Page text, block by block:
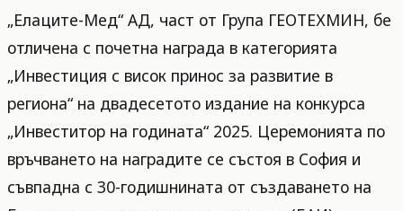
„Елаците-Мед“ АД, част от Група ГЕОТЕХМИН, бе
отличена с почетна награда в категорията
„Инвестиция с висок принос за развитие в
региона“ на двадесетото издание на конкурса
„Инвеститор на годината“ 2025. Церемонията по
връчването на наградите се състоя в София и
съвпадна с 30-годишнината от създаването на